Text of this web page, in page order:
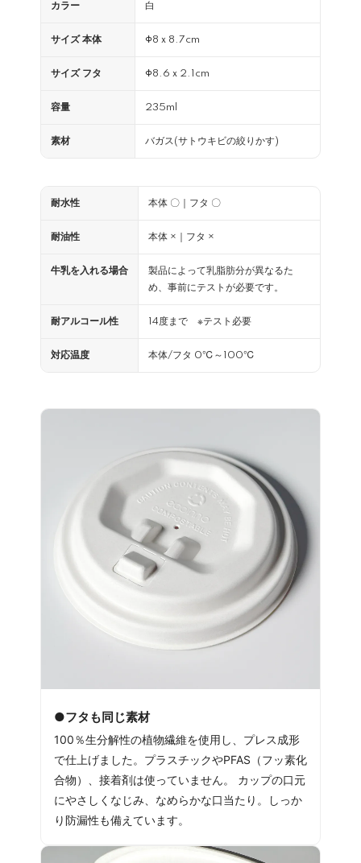
カラー 白
サイズ 本体 Φ8ｘ8.7cm
サイズ フタ Φ8.6ｘ2.1cm
容量 235ml
素材 バガス(サトウキビの絞りかす)
耐水性 本体 〇｜フタ 〇
耐油性 本体 ×｜フタ ×
牛乳を入れる場合
製品によって乳脂肪分が異なるた
め、事前にテストが必要です。
耐アルコール性 14度まで ※テスト必要
対応温度 本体/フタ 0℃～100℃
●フタも同じ素材
100％生分解性の植物繊維を使用し、プレス成形
で仕上げました。プラスチックやPFAS（フッ素化
合物）、接着剤は使っていません。 カップの口元
にやさしくなじみ、なめらかな口当たり。しっか
り防漏性も備えています。